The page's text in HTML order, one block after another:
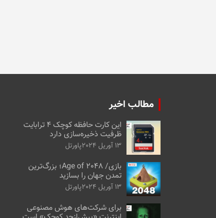
مطالب اخیر
این کارت حافظه کوچک ۴ ترابایت
ظرفیت ذخیره‌سازی دارد
13 آوریل 2024 پاورتل
بازی/ Age of 2048؛ بزرگ‌ترین
تمدن جهان را بسازید
13 آوریل 2024 پاورتل
برای شرکت‌های هوش مصنوعی